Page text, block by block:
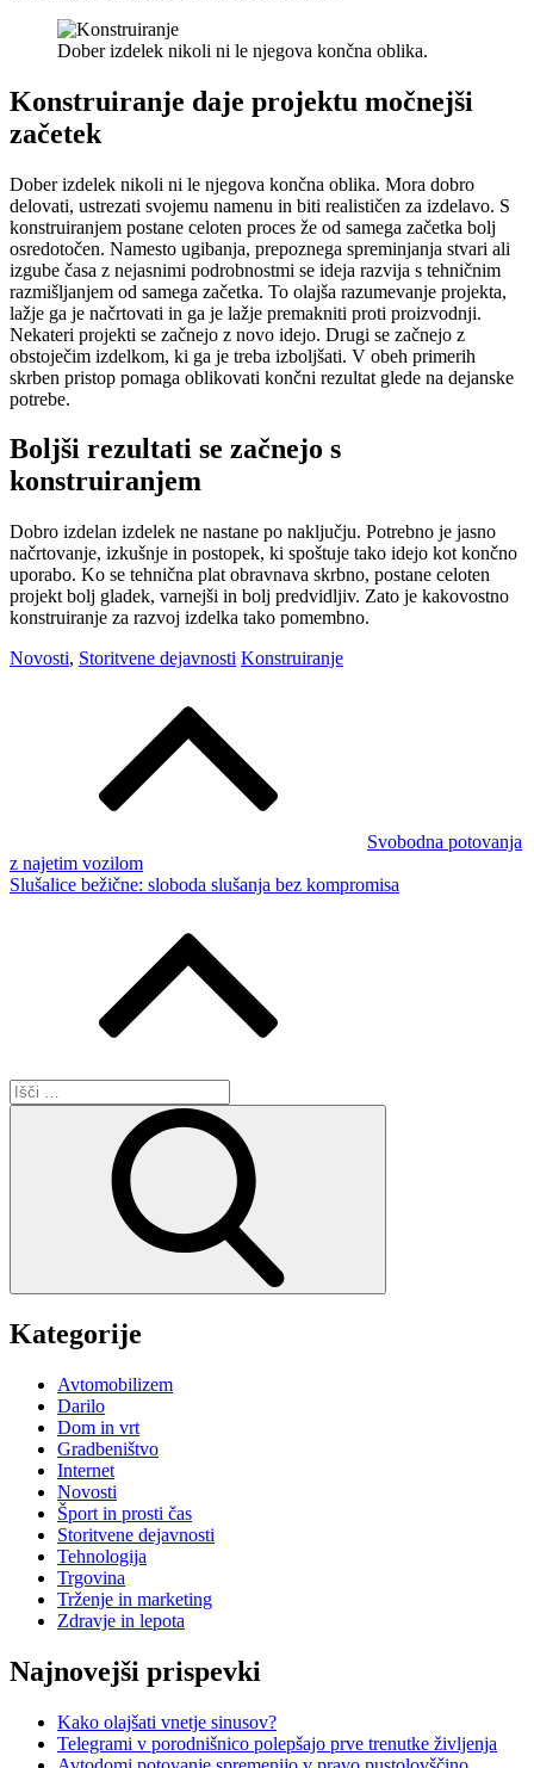
Dober izdelek nikoli ni le njegova končna oblika.
Konstruiranje daje projektu močnejši
začetek
Dober izdelek nikoli ni le njegova končna oblika. Mora dobro
delovati, ustrezati svojemu namenu in biti realističen za izdelavo. S
konstruiranjem postane celoten proces že od samega začetka bolj
osredotočen. Namesto ugibanja, prepoznega spreminjanja stvari ali
izgube časa z nejasnimi podrobnostmi se ideja razvija s tehničnim
razmišljanjem od samega začetka. To olajša razumevanje projekta,
lažje ga je načrtovati in ga je lažje premakniti proti proizvodnji.
Nekateri projekti se začnejo z novo idejo. Drugi se začnejo z
obstoječim izdelkom, ki ga je treba izboljšati. V obeh primerih
skrben pristop pomaga oblikovati končni rezultat glede na dejanske
potrebe.
Boljši rezultati se začnejo s
konstruiranjem
Dobro izdelan izdelek ne nastane po naključju. Potrebno je jasno
načrtovanje, izkušnje in postopek, ki spoštuje tako idejo kot končno
uporabo. Ko se tehnična plat obravnava skrbno, postane celoten
projekt bolj gladek, varnejši in bolj predvidljiv. Zato je kakovostno
konstruiranje za razvoj izdelka tako pomembno.
Novosti, Storitvene dejavnosti Konstruiranje
Svobodna potovanja
z najetim vozilom
Slušalice bežične: sloboda slušanja bez kompromisa
Išči:
Kategorije
Avtomobilizem
Darilo
Dom in vrt
Gradbeništvo
Internet
Novosti
Šport in prosti čas
Storitvene dejavnosti
Tehnologija
Trgovina
Trženje in marketing
Zdravje in lepota
Najnovejši prispevki
Kako olajšati vnetje sinusov?
Telegrami v porodnišnico polepšajo prve trenutke življenja